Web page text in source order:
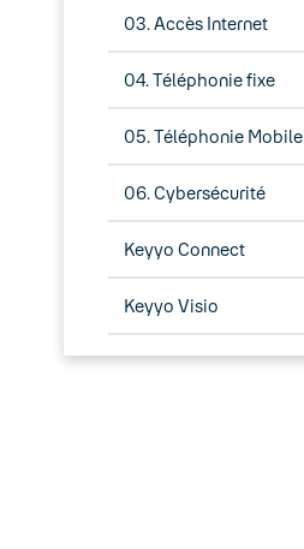
03. Accès Internet
04. Téléphonie fixe
05. Téléphonie Mobile
06. Cybersécurité
Keyyo Connect
Keyyo Visio